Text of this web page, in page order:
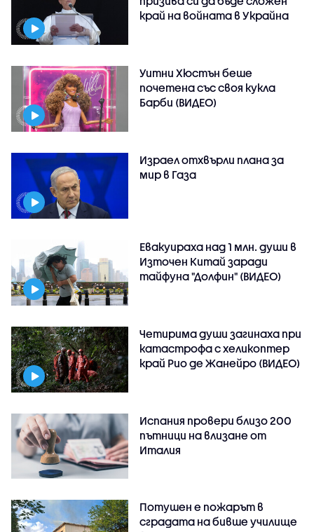
край на войната в Украйна
Уитни Хюстън беше
почетена със своя кукла
Барби (ВИДЕО)
Израел отхвърли плана за
мир в Газа
Евакуираха над 1 млн. души в
Източен Китай заради
тайфуна "Долфин" (ВИДЕО)
Четирима души загинаха при
катастрофа с хеликоптер
край Рио де Жанейро (ВИДЕО)
Испания провери близо 200
пътници на влизане от
Италия
Потушен е пожарът в
сградата на бивше училище